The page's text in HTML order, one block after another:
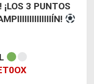
¡LOS 3 PUNTOS